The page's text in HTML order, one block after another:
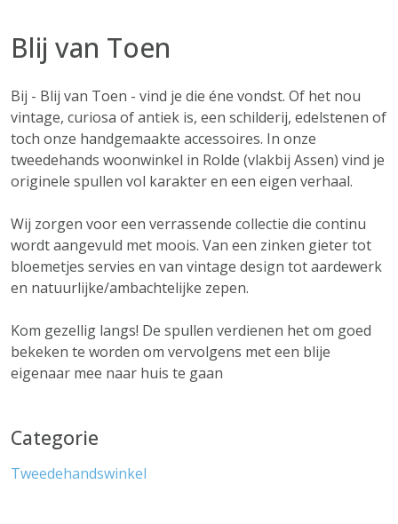
Blij van Toen
Bij - Blij van Toen - vind je die éne vondst. Of het nou
vintage, curiosa of antiek is, een schilderij, edelstenen of
toch onze handgemaakte accessoires. In onze
tweedehands woonwinkel in Rolde (vlakbij Assen) vind je
originele spullen vol karakter en een eigen verhaal.
Wij zorgen voor een verrassende collectie die continu
wordt aangevuld met moois. Van een zinken gieter tot
bloemetjes servies en van vintage design tot aardewerk
en natuurlijke/ambachtelijke zepen.
Kom gezellig langs! De spullen verdienen het om goed
bekeken te worden om vervolgens met een blije
eigenaar mee naar huis te gaan
Categorie
Tweedehandswinkel